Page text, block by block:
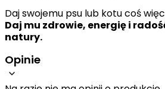
Daj swojemu psu lub kotu coś
Daj mu zdrowie, energię i
natury.
Opinie